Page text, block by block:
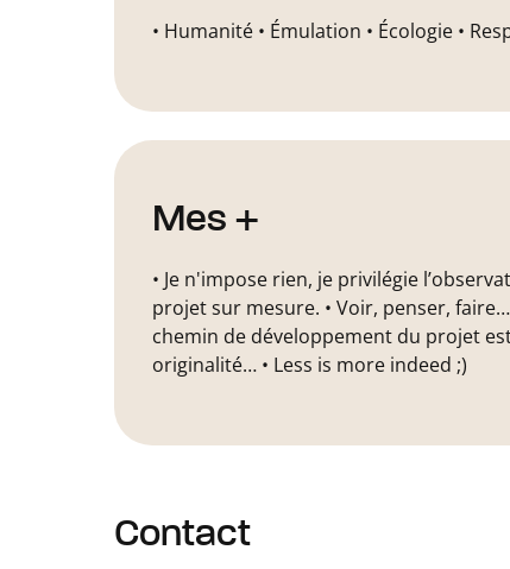
• Humanité • Émulation • Écologie •
Mes +
• Je n'impose rien, je privilégie
projet sur mesure. • Voir, penser,
chemin de développement du projet
originalité… • Less is more indeed ;)
Contact